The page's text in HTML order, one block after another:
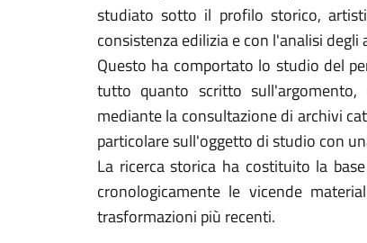
studiato sotto il profilo storico,
consistenza edilizia e con l'analisi
Questo ha comportato lo studio del
tutto quanto scritto
mediante la consultazione di archivi
particolare sull'oggetto di studio con
La ricerca storica ha costituito la
cronologicamente le vicende
trasformazioni più recenti.